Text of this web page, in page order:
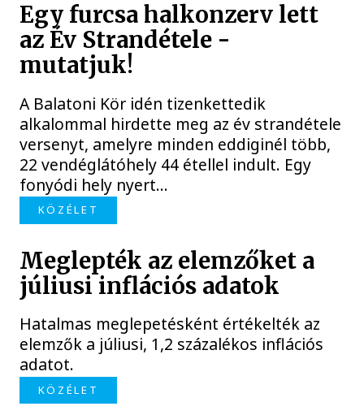
Egy furcsa halkonzerv lett
az Év Strandétele -
mutatjuk!
A Balatoni Kör idén tizenkettedik
alkalommal hirdette meg az év strandétele
versenyt, amelyre minden eddiginél több,
22 vendéglátóhely 44 étellel indult. Egy
fonyódi hely nyert...
KÖZÉLET
Meglepték az elemzőket a
júliusi inflációs adatok
Hatalmas meglepetésként értékelték az
elemzők a júliusi, 1,2 százalékos inflációs
adatot.
KÖZÉLET